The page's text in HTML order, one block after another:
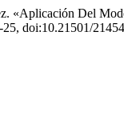
«Aplicación Del
25, doi:10.21501/